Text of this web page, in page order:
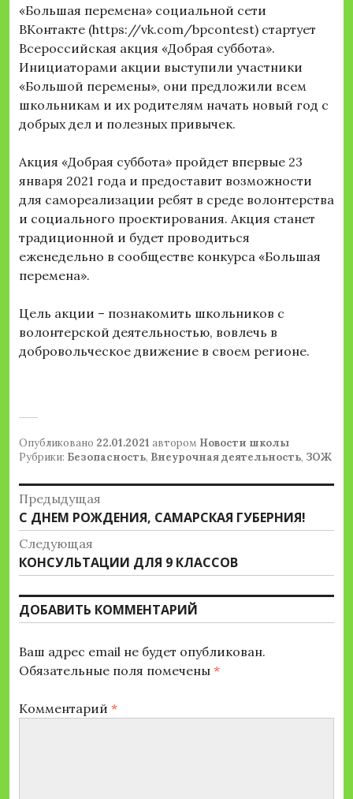
«Большая перемена» социальной сети
ВКонтакте (https://vk.com/bpcontest) стартует
Всероссийская акция «Добрая суббота».
Инициаторами акции выступили участники
«Большой перемены», они предложили всем
школьникам и их родителям начать новый год с
добрых дел и полезных привычек.
Акция «Добрая суббота» пройдет впервые 23
января 2021 года и предоставит возможности
для самореализации ребят в среде волонтерства
и социального проектирования. Акция станет
традиционной и будет проводиться
еженедельно в сообществе конкурса «Большая
перемена».
Цель акции – познакомить школьников с
волонтерской деятельностью, вовлечь в
добровольческое движение в своем регионе.
Опубликовано 22.01.2021 автором Новости школы
Рубрики: Безопасность, Внеурочная деятельность, ЗОЖ
Навигация
по
записям
Предыдущая
Предыдущая
запись:
С ДНЕМ РОЖДЕНИЯ, САМАРСКАЯ ГУБЕРНИЯ!
Следующая
Следующая
запись:
КОНСУЛЬТАЦИИ ДЛЯ 9 КЛАССОВ
ДОБАВИТЬ КОММЕНТАРИЙ
Ваш адрес email не будет опубликован.
Обязательные поля помечены *
Комментарий *